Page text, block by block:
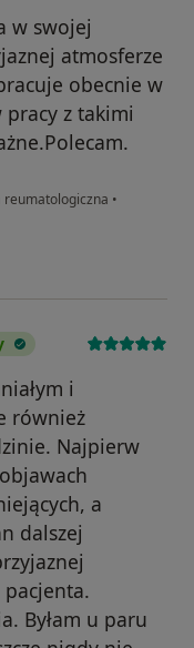
w swojej
atmosferze
obecnie w
z takimi
reumatologiczna •
i
również
Najpierw
a
dalszej
Byłam u paru